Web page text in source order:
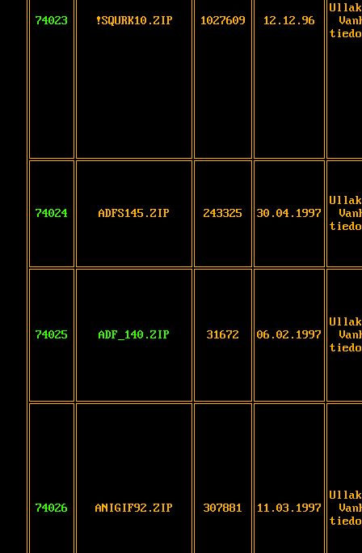
74023 !SQURK10.ZIP 1027609 12.12.96
74024 ADFS145.ZIP 243325 30.04.1997
74025 ADF_140.ZIP 31672 06.02.1997
74026 ANIGIF92.ZIP 307881 11.03.1997